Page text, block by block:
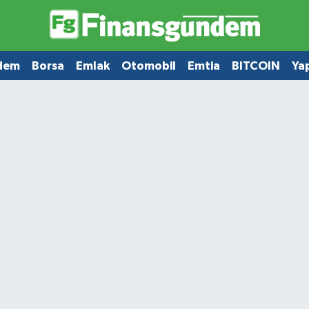
Borsa Emlak Otomobil Emtia BITCOIN